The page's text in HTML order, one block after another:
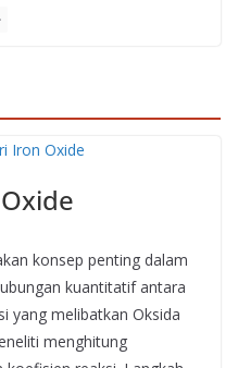
konsep penting dalam
kuantitatif antara
yang melibatkan Oksida
menghitung